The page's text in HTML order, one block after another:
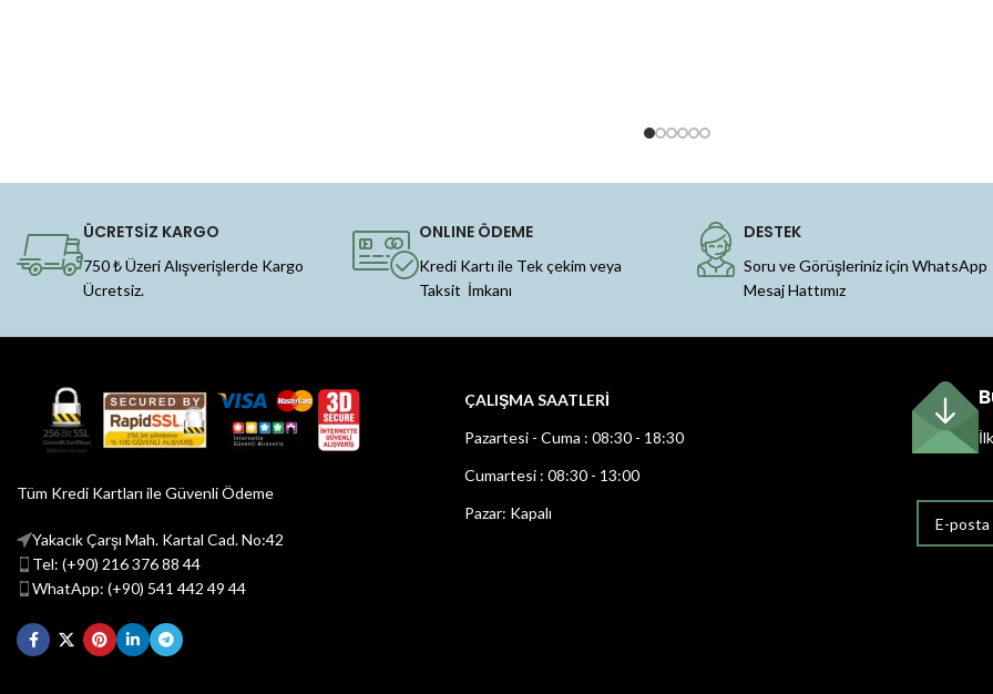
ÜCRETSİZ KARGO
750 ₺ Üzeri Alışverişlerde Kargo
Ücretsiz.
ONLINE ÖDEME
Kredi Kartı ile Tek çekim veya
Taksit İmkanı
DESTEK
Soru ve Görüşleriniz için WhatsApp
Mesaj Hattımız
Tüm Kredi Kartları ile Güvenli Ödeme
Yakacık Çarşı Mah. Kartal Cad. No:42
Tel: (+90) 216 376 88 44
WhatApp: (+90) 541 442 49 44
ÇALIŞMA SAATLERİ
Pazartesi - Cuma : 08:30 - 18:30
Cumartesi : 08:30 - 13:00
Pazar: Kapalı